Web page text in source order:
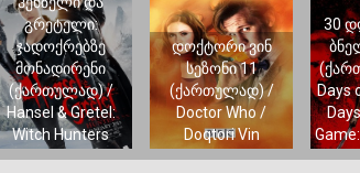
გრეტელი:
ჯადოქრებზე
მონადირენი
(ქართულად) /
Hansel & Gretel:
Witch Hunters
დოქტორი ვინ
სეზონი 11
(ქართულად) /
Doctor Who /
Doqtori Vin
30
Days